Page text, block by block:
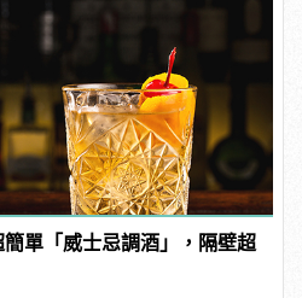
單「威士忌調酒」，隔壁超